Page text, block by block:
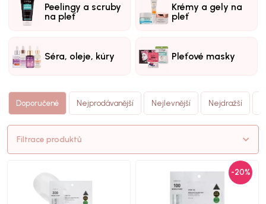
Peelingy a scruby
na pleť
Krémy a gely na
pleť
Séra, oleje, kúry Pleťové masky
Doporučené Nejprodávanější Nejlevnější Nejdražší
Filtrace produktů
-20%